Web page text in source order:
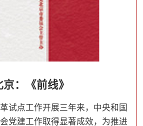
京：《前线》
试点工作开展三年来，中央和国
党建工作取得显著成效，为推进